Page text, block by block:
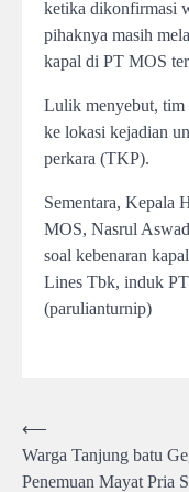
ketika dikonfirmasi
pihaknya masih
kapal di PT MOS
Lulik menyebut, tim
ke lokasi kejadian
perkara (TKP).
Sementara, Kepala
MOS, Nasrul
soal kebenaran
Lines Tbk, induk
(parulianturnip)
Post
navigation
⟵
Warga Tanjung batu
Penemuan Mayat Pria